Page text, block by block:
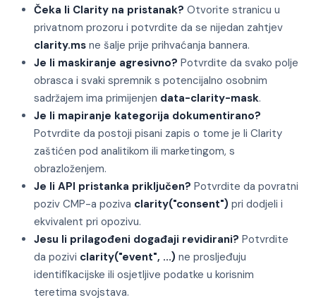
Čeka li Clarity na pristanak? Otvorite stranicu u
privatnom prozoru i potvrdite da se nijedan zahtjev
clarity.ms ne šalje prije prihvaćanja bannera.
Je li maskiranje agresivno? Potvrdite da svako polje
obrasca i svaki spremnik s potencijalno osobnim
sadržajem ima primijenjen data-clarity-mask.
Je li mapiranje kategorija dokumentirano?
Potvrdite da postoji pisani zapis o tome je li Clarity
zaštićen pod analitikom ili marketingom, s
obrazloženjem.
Je li API pristanka priključen? Potvrdite da povratni
poziv CMP-a poziva clarity("consent") pri dodjeli i
ekvivalent pri opozivu.
Jesu li prilagođeni događaji revidirani? Potvrdite
da pozivi clarity("event", ...) ne prosljeđuju
identifikacijske ili osjetljive podatke u korisnim
teretima svojstava.